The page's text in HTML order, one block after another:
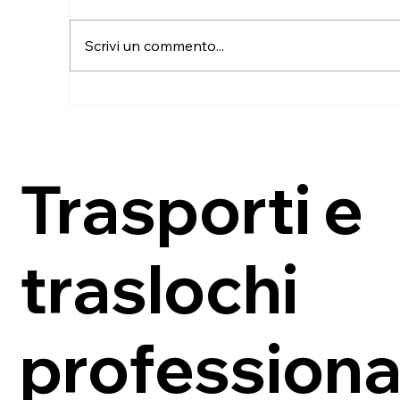
Scrivi un commento...
Trasporti e
traslochi